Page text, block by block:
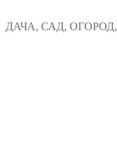
к
ДАЧА, САД,